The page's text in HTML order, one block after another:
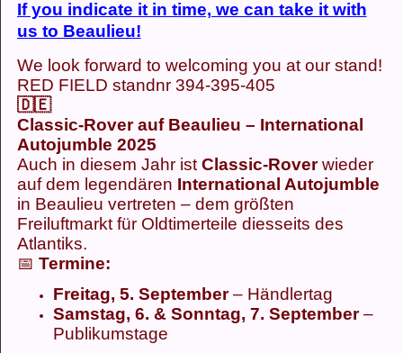
If you indicate it in time, we can take it with
us to Beaulieu!
We look forward to welcoming you at our stand!
RED FIELD standnr 394-395-405
🇩🇪
Classic-Rover auf Beaulieu – International
Autojumble 2025
Auch in diesem Jahr ist Classic-Roverwieder
auf dem legendären International Autojumble
in Beaulieu vertreten – dem größten
Freiluftmarkt für Oldtimerteile diesseits des
Atlantiks.
📅 Termine:
Freitag, 5. September– Händlertag
Samstag, 6. & Sonntag, 7. September–
Publikumstage